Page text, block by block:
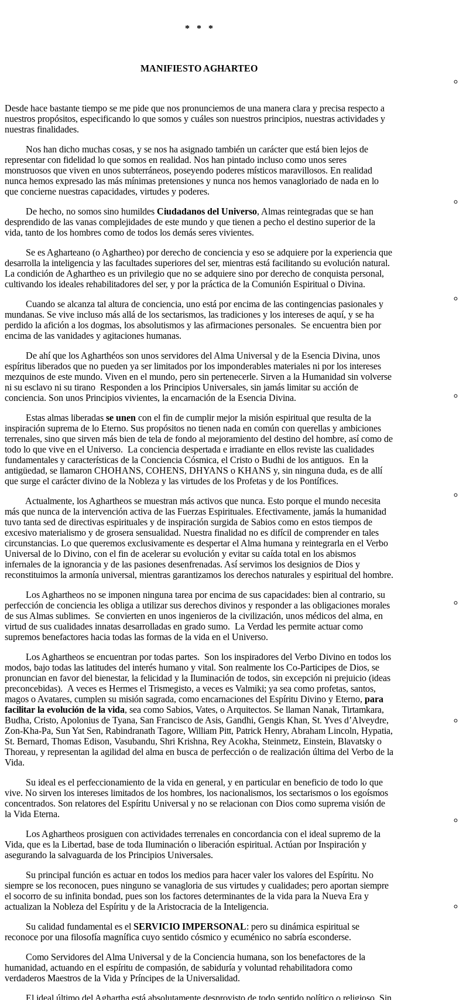
* * *
MANIFIESTO AGHARTEO
Desde hace bastante tiempo se me pide que nos pronunciemos de una manera clara y precisa respecto a
nuestros propósitos, especificando lo que somos y cuáles son nuestros principios, nuestras actividades y
nuestras finalidades.
Nos han dicho muchas cosas, y se nos ha asignado también un carácter que está bien lejos de
representar con fidelidad lo que somos en realidad. Nos han pintado incluso como unos seres
monstruosos que viven en unos subterráneos, poseyendo poderes místicos maravillosos. En realidad
nunca hemos expresado las más mínimas pretensiones y nunca nos hemos vanagloriado de nada en lo
que concierne nuestras capacidades, virtudes y poderes.
De hecho, no somos sino humildes Ciudadanos del Universo, Almas reintegradas que se han
desprendido de las vanas complejidades de este mundo y que tienen a pecho el destino superior de la
vida, tanto de los hombres como de todos los demás seres vivientes.
Se es Agharteano (o Aghartheo) por derecho de conciencia y eso se adquiere por la experiencia que
desarrolla la inteligencia y las facultades superiores del ser, mientras está facilitando su evolución natural.
La condición de Aghartheo es un privilegio que no se adquiere sino por derecho de conquista personal,
cultivando los ideales rehabilitadores del ser, y por la práctica de la Comunión Espiritual o Divina.
Cuando se alcanza tal altura de conciencia, uno está por encima de las contingencias pasionales y
mundanas. Se vive incluso más allá de los sectarismos, las tradiciones y los intereses de aquí, y se ha
perdido la afición a los dogmas, los absolutismos y las afirmaciones personales. Se encuentra bien por
encima de las vanidades y agitaciones humanas.
De ahí que los Agharthéos son unos servidores del Alma Universal y de la Esencia Divina, unos
espíritus liberados que no pueden ya ser limitados por los imponderables materiales ni por los intereses
mezquinos de este mundo. Viven en el mundo, pero sin pertenecerle. Sirven a la Humanidad sin volverse
ni su esclavo ni su tirano Responden a los Principios Universales, sin jamás limitar su acción de
conciencia. Son unos Principios vivientes, la encarnación de la Esencia Divina.
Estas almas liberadas se unen con el fin de cumplir mejor la misión espiritual que resulta de la
inspiración suprema de lo Eterno. Sus propósitos no tienen nada en común con querellas y ambiciones
terrenales, sino que sirven más bien de tela de fondo al mejoramiento del destino del hombre, así como de
todo lo que vive en el Universo. La conciencia despertada e irradiante en ellos reviste las cualidades
fundamentales y características de la Conciencia Cósmica, el Cristo o Budhi de los antiguos. En la
antigüedad, se llamaron CHOHANS, COHENS, DHYANS o KHANS y, sin ninguna duda, es de allí
que surge el carácter divino de la Nobleza y las virtudes de los Profetas y de los Pontífices.
Actualmente, los Aghartheos se muestran más activos que nunca. Esto porque el mundo necesita
más que nunca de la intervención activa de las Fuerzas Espirituales. Efectivamente, jamás la humanidad
tuvo tanta sed de directivas espirituales y de inspiración surgida de Sabios como en estos tiempos de
excesivo materialismo y de grosera sensualidad. Nuestra finalidad no es difícil de comprender en tales
circunstancias. Lo que queremos exclusivamente es despertar el Alma humana y reintegrarla en el Verbo
Universal de lo Divino, con el fin de acelerar su evolución y evitar su caída total en los abismos
infernales de la ignorancia y de las pasiones desenfrenadas. Así servimos los designios de Dios y
reconstituimos la armonía universal, mientras garantizamos los derechos naturales y espiritual del hombre.
Los Aghartheos no se imponen ninguna tarea por encima de sus capacidades: bien al contrario, su
perfección de conciencia les obliga a utilizar sus derechos divinos y responder a las obligaciones morales
de sus Almas sublimes. Se convierten en unos ingenieros de la civilización, unos médicos del alma, en
virtud de sus cualidades innatas desarrolladas en grado sumo. La Verdad les permite actuar como
supremos benefactores hacia todas las formas de la vida en el Universo.
Los Aghartheos se encuentran por todas partes. Son los inspiradores del Verbo Divino en todos los
modos, bajo todas las latitudes del interés humano y vital. Son realmente los Co-Participes de Dios, se
pronuncian en favor del bienestar, la felicidad y la Iluminación de todos, sin excepción ni prejuicio (ideas
preconcebidas). A veces es Hermes el Trismegisto, a veces es Valmiki; ya sea como profetas, santos,
magos o Avatares, cumplen su misión sagrada, como encarnaciones del Espíritu Divino y Eterno, para
facilitar la evolución de la vida, sea como Sabios, Vates, o Arquitectos. Se llaman Nanak, Tirtamkara,
Budha, Cristo, Apolonius de Tyana, San Francisco de Asis, Gandhi, Gengis Khan, St. Yves d’Alveydre,
Zon-Kha-Pa, Sun Yat Sen, Rabindranath Tagore, William Pitt, Patrick Henry, Abraham Lincoln, Hypatia,
St. Bernard, Thomas Edison, Vasubandu, Shri Krishna, Rey Acokha, Steinmetz, Einstein, Blavatsky o
Thoreau, y representan la agilidad del alma en busca de perfección o de realización última del Verbo de la
Vida.
Su ideal es el perfeccionamiento de la vida en general, y en particular en beneficio de todo lo que
vive. No sirven los intereses limitados de los hombres, los nacionalismos, los sectarismos o los egoísmos
concentrados. Son relatores del Espíritu Universal y no se relacionan con Dios como suprema visión de
la Vida Eterna.
Los Aghartheos prosiguen con actividades terrenales en concordancia con el ideal supremo de la
Vida, que es la Libertad, base de toda Iluminación o liberación espiritual. Actúan por Inspiración y
asegurando la salvaguarda de los Principios Universales.
Su principal función es actuar en todos los medios para hacer valer los valores del Espíritu. No
siempre se los reconocen, pues ninguno se vanagloria de sus virtudes y cualidades; pero aportan siempre
el socorro de su infinita bondad, pues son los factores determinantes de la vida para la Nueva Era y
actualizan la Nobleza del Espíritu y de la Aristocracia de la Inteligencia.
Su calidad fundamental es el SERVICIO IMPERSONAL: pero su dinámica espiritual se
reconoce por una filosofía magnífica cuyo sentido cósmico y ecuménico no sabría esconderse.
Como Servidores del Alma Universal y de la Conciencia humana, son los benefactores de la
humanidad, actuando en el espíritu de compasión, de sabiduría y voluntad rehabilitadora como
verdaderos Maestros de la Vida y Príncipes de la Universalidad.
El ideal último del Aghartha está absolutamente desprovisto de todo sentido político o religioso. Sin